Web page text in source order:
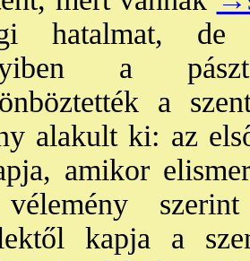
hatalmat,
a
a
alakult ki: az
amikor
kapja a